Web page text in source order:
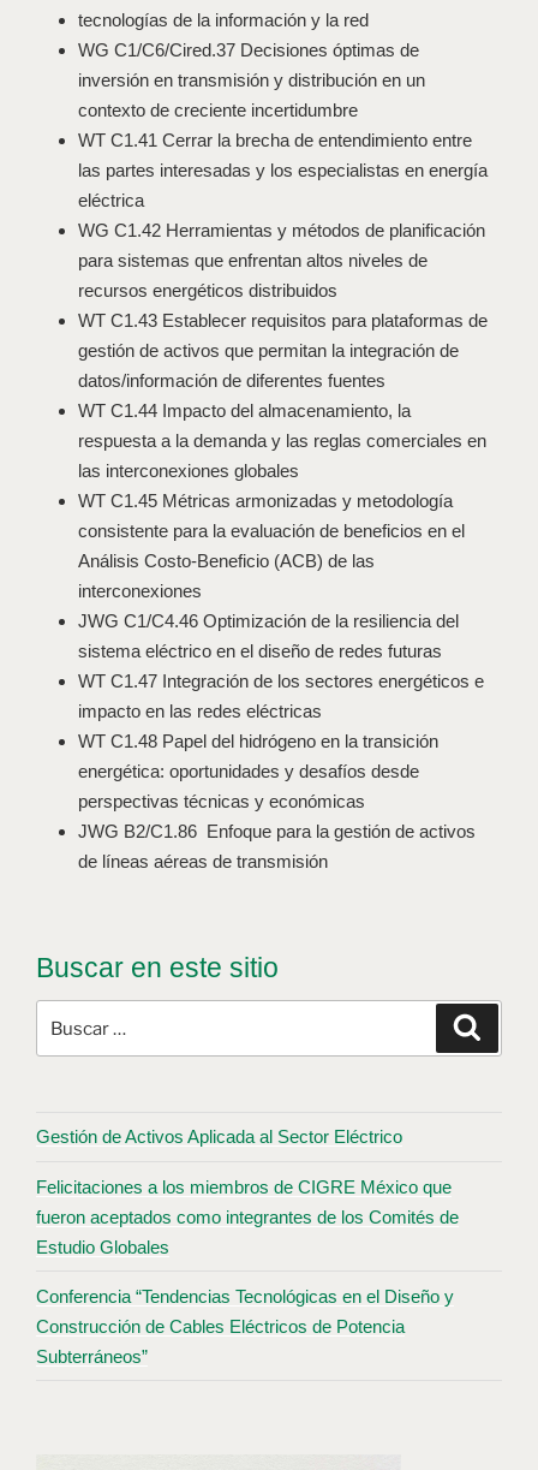
tecnologías de la información y la red
WG C1/C6/Cired.37 Decisiones óptimas de
inversión en transmisión y distribución en un
contexto de creciente incertidumbre
WT C1.41 Cerrar la brecha de entendimiento entre
las partes interesadas y los especialistas en energía
eléctrica
WG C1.42 Herramientas y métodos de planificación
para sistemas que enfrentan altos niveles de
recursos energéticos distribuidos
WT C1.43 Establecer requisitos para plataformas de
gestión de activos que permitan la integración de
datos/información de diferentes fuentes
WT C1.44 Impacto del almacenamiento, la
respuesta a la demanda y las reglas comerciales en
las interconexiones globales
WT C1.45 Métricas armonizadas y metodología
consistente para la evaluación de beneficios en el
Análisis Costo-Beneficio (ACB) de las
interconexiones
JWG C1/C4.46 Optimización de la resiliencia del
sistema eléctrico en el diseño de redes futuras
WT C1.47 Integración de los sectores energéticos e
impacto en las redes eléctricas
WT C1.48 Papel del hidrógeno en la transición
energética: oportunidades y desafíos desde
perspectivas técnicas y económicas
JWG B2/C1.86 Enfoque para la gestión de activos
de líneas aéreas de transmisión
Buscar en este sitio
Gestión de Activos Aplicada al Sector Eléctrico
Felicitaciones a los miembros de CIGRE México que
fueron aceptados como integrantes de los Comités de
Estudio Globales
Conferencia “Tendencias Tecnológicas en el Diseño y
Construcción de Cables Eléctricos de Potencia
Subterráneos”